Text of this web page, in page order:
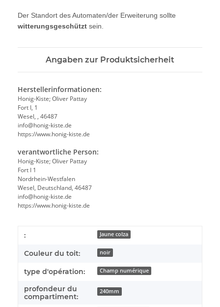
Der Standort des Automaten/der Erweiterung sollte
witterungsgeschützt sein.
Angaben zur Produktsicherheit
Herstellerinformationen:
Honig-Kiste; Oliver Pattay
Fort I, 1
Wesel, , 46487
info@honig-kiste.de
https://www.honig-kiste.de
verantwortliche Person:
Honig-Kiste; Oliver Pattay
Fort I 1
Nordrhein-Westfalen
Wesel, Deutschland, 46487
info@honig-kiste.de
https://www.honig-kiste.de
: Jaune colza
Couleur du toit: noir
type d'opération: Champ numérique
profondeur du
compartiment:
240mm